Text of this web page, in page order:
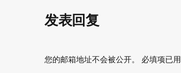
发表回复
您的邮箱地址不会被公开。 必填项已用